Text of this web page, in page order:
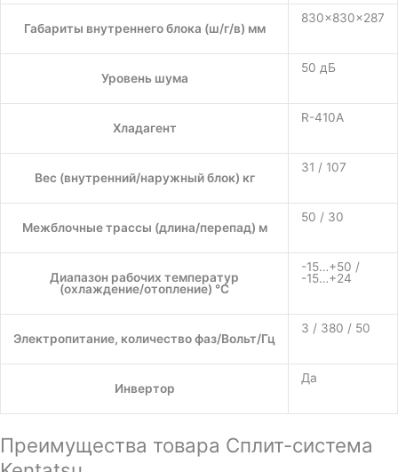
Габариты внутреннего блока (ш/г/в) мм
830×830×287
Уровень шума
50 дБ
Хладагент
R-410A
Вес (внутренний/наружный блок) кг
31 / 107
Межблочные трассы (длина/перепад) м
50 / 30
Диапазон рабочих температур
(охлаждение/отопление) °C
-15…+50 /
-15…+24
Электропитание, количество фаз/Вольт/Гц
3 / 380 / 50
Инвертор
Да
Преимущества товара Сплит-система